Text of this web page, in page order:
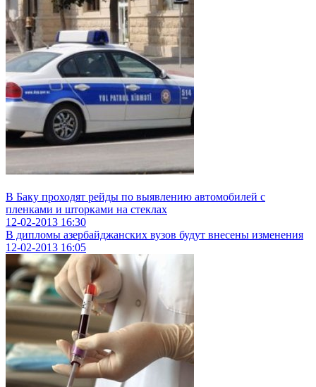
В Баку проходят рейды по выявлению автомобилей с
пленками и шторками на стеклах
12-02-2013 16:30
В дипломы азербайджанских вузов будут внесены изменения
12-02-2013 16:05